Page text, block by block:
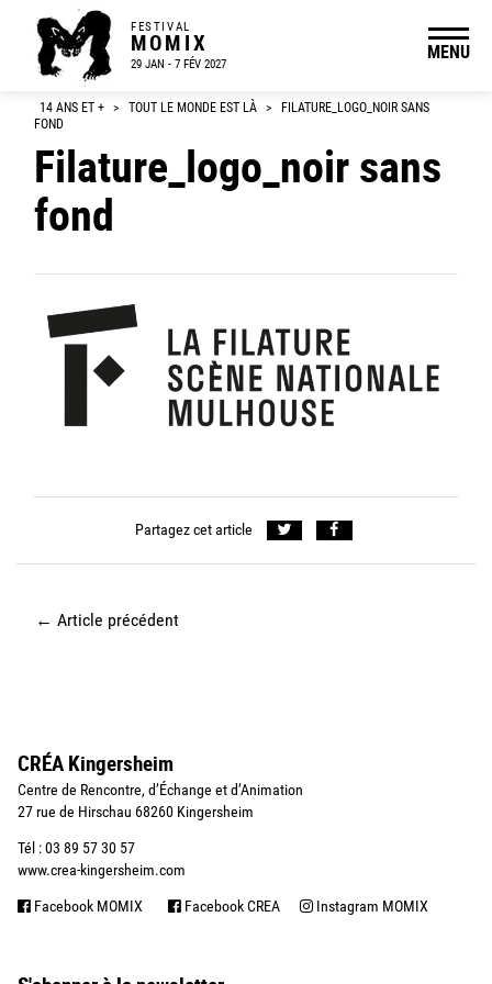
FESTIVAL
MOMIX
29 JAN - 7 FÉV 2027
MENU
14 ANS ET + > TOUT LE MONDE EST LÀ >
FILATURE_LOGO_NOIR SANS
FOND
Filature_logo_noir sans
fond
Partagez cet article
← Article précédent
CRÉA Kingersheim
Centre de Rencontre, d’Échange et d’Animation
27 rue de Hirschau 68260 Kingersheim
Tél : 03 89 57 30 57
www.crea-kingersheim.com
Facebook MOMIX Facebook CREA Instagram MOMIX